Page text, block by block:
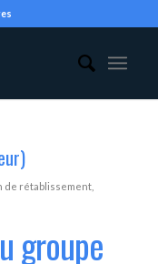
de rétablissement,
groupe